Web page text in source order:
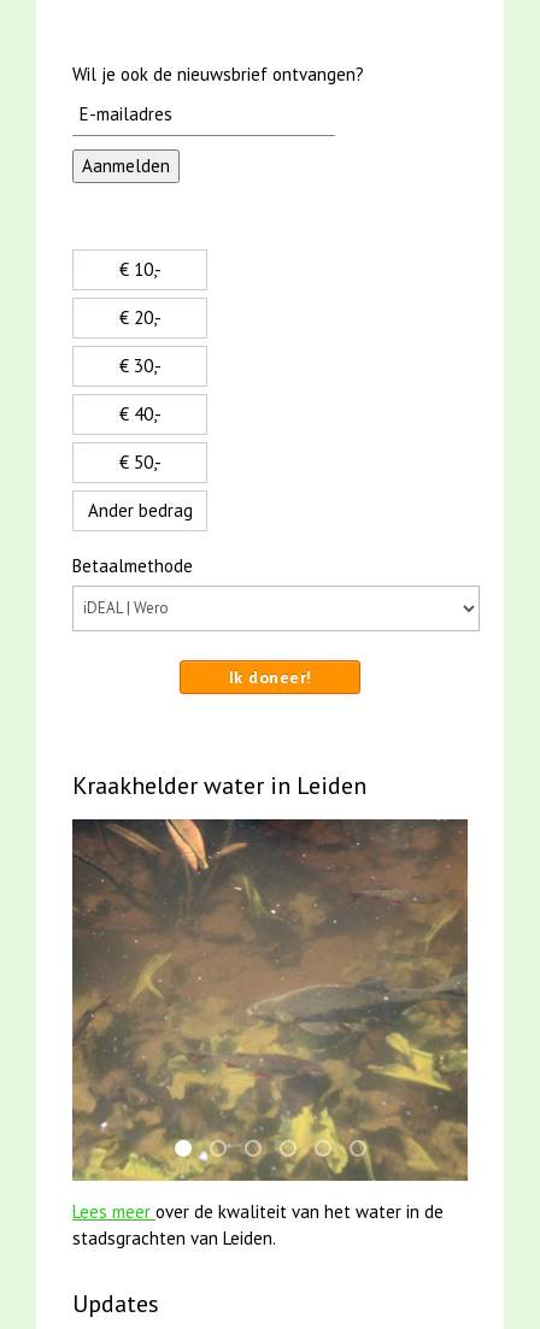
Wil je ook de nieuwsbrief ontvangen?
€ 10,-
€ 20,-
€ 30,-
€ 40,-
€ 50,-
Ander bedrag
Betaalmethode
Ik doneer!
Kraakhelder water in Leiden
jun2021 28 brasem en rietvoorns 4a
karper met kattenklimtouw
jun2021 zaklv 5 snoekje MOOI
smoelenboek fifi en karper
mei2021mei2021 1 snoekje
Lees meer over de kwaliteit van het water in de
stadsgrachten van Leiden.
Updates